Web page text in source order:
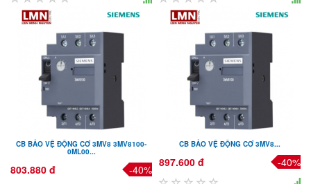
CB BẢO VỆ ĐỘNG CƠ 3MV8 3MV8100-
0ML00...
803.880 đ -40%
CB BẢO VỆ ĐỘNG CƠ 3MV8...
897.600 đ -40%